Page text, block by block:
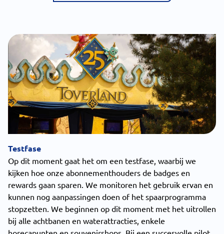
Testfase
Op dit moment gaat het om een testfase, waarbij we
kijken hoe onze abonnementhouders de badges en
rewards gaan sparen. We monitoren het gebruik ervan en
kunnen nog aanpassingen doen of het spaarprogramma
stopzetten. We beginnen op dit moment met het uitrollen
bij alle achtbanen en waterattracties, enkele